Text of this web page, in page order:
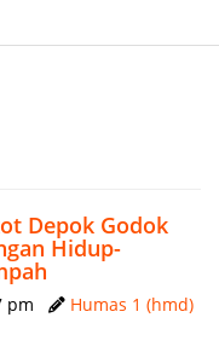
Depok Godok
Hidup-
pm Humas 1 (hmd)